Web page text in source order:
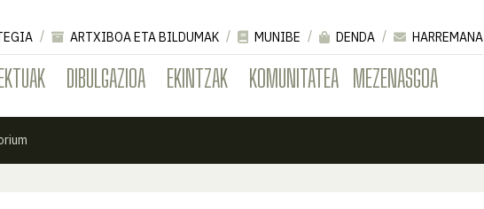
DIBULGAZIOA EKINTZAK KOMUNITATEA MEZENASGOA
ARTXIBOA ETA BILDUMAK MUNIBE DENDA
HARREMANA